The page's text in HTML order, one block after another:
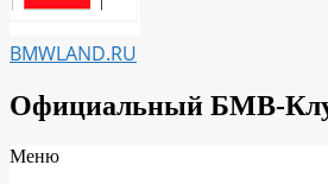
BMWLAND.RU
Официальный БМВ-
Вторичное
Меню